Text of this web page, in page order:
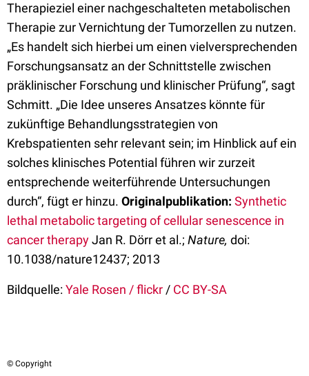
Therapieziel einer nachgeschalteten metabolischen
Therapie zur Vernichtung der Tumorzellen zu nutzen.
„Es handelt sich hierbei um einen vielversprechenden
Forschungsansatz an der Schnittstelle zwischen
präklinischer Forschung und klinischer Prüfung“, sagt
Schmitt. „Die Idee unseres Ansatzes könnte für
zukünftige Behandlungsstrategien von
Krebspatienten sehr relevant sein; im Hinblick auf ein
solches klinisches Potential führen wir zurzeit
entsprechende weiterführende Untersuchungen
durch“, fügt er hinzu. Originalpublikation: Synthetic
lethal metabolic targeting of cellular senescence in
cancer therapyJan R. Dörr et al.; Nature, doi:
10.1038/nature12437; 2013
Bildquelle:Yale Rosen / flickr / CC BY-SA
© Copyright